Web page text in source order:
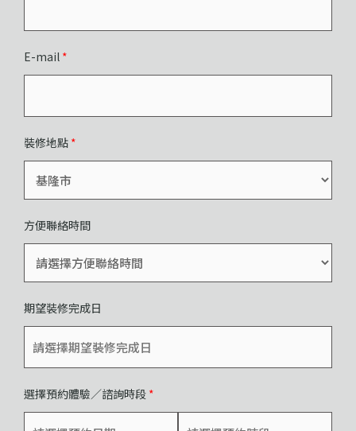
E-mail *
裝修地點 *
方便聯絡時間
期望裝修完成日
選擇預約體驗／諮詢時段 *